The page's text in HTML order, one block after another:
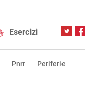
Esercizi
Pnrr Periferie